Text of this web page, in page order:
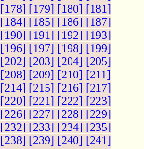
[178] [179] [180] [181]
[184] [185] [186] [187]
[190] [191] [192] [193]
[196] [197] [198] [199]
[202] [203] [204] [205]
[208] [209] [210] [211]
[214] [215] [216] [217]
[220] [221] [222] [223]
[226] [227] [228] [229]
[232] [233] [234] [235]
[238] [239] [240] [241]